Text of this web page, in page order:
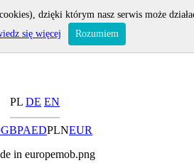
PL DE EN
GBPAEDPLNEUR
dzięki którym nasz serwis może
się więcej Rozumiem